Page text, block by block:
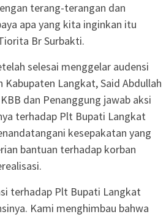
terang-terangan dan
apa yang kita inginkan itu
Br Surbakti.
selesai menggelar audensi
Langkat, Said Abdullah
dan Penanggung jawab aksi
terhadap Plt Bupati Langkat
kesepakatan yang
bantuan terhadap korban
terhadap Plt Bupati Langkat
Kami menghimbau bahwa